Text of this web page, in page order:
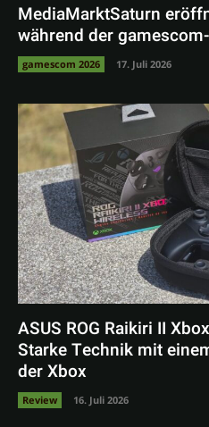
MediaMarktSaturn
während der
gamescom 2026 17. Juli 2026
ASUS ROG Raikiri II
Starke Technik mit
der Xbox
Review 16. Juli 2026